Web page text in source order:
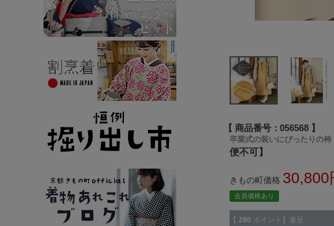
商品番号 056568
卒業式の装いにぴったりの袴
便不可】
きもの町価格 30,800
会員価格あり
【 280 ポイント】進呈